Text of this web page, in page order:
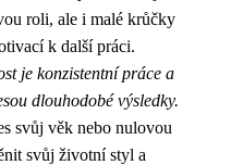
roli, ale i malé krůčky
k další práci.
je konzistentní práce a
dlouhodobé výsledky.
svůj věk nebo nulovou
svůj životní styl a